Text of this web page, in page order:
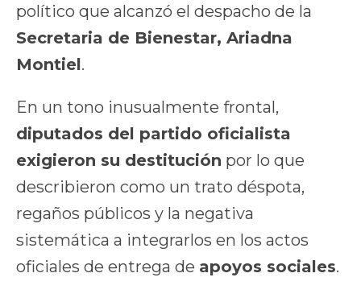
político que alcanzó el despacho de la
Secretaria de Bienestar, Ariadna
Montiel.
En un tono inusualmente frontal,
diputados del partido oficialista
exigieron su destitución por lo que
describieron como un trato déspota,
regaños públicos y la negativa
sistemática a integrarlos en los actos
oficiales de entrega de apoyos sociales.